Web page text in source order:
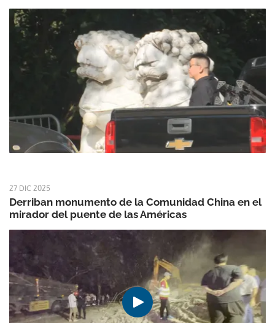
27 DIC 2025
Derriban monumento de la Comunidad China en el
mirador del puente de las Américas